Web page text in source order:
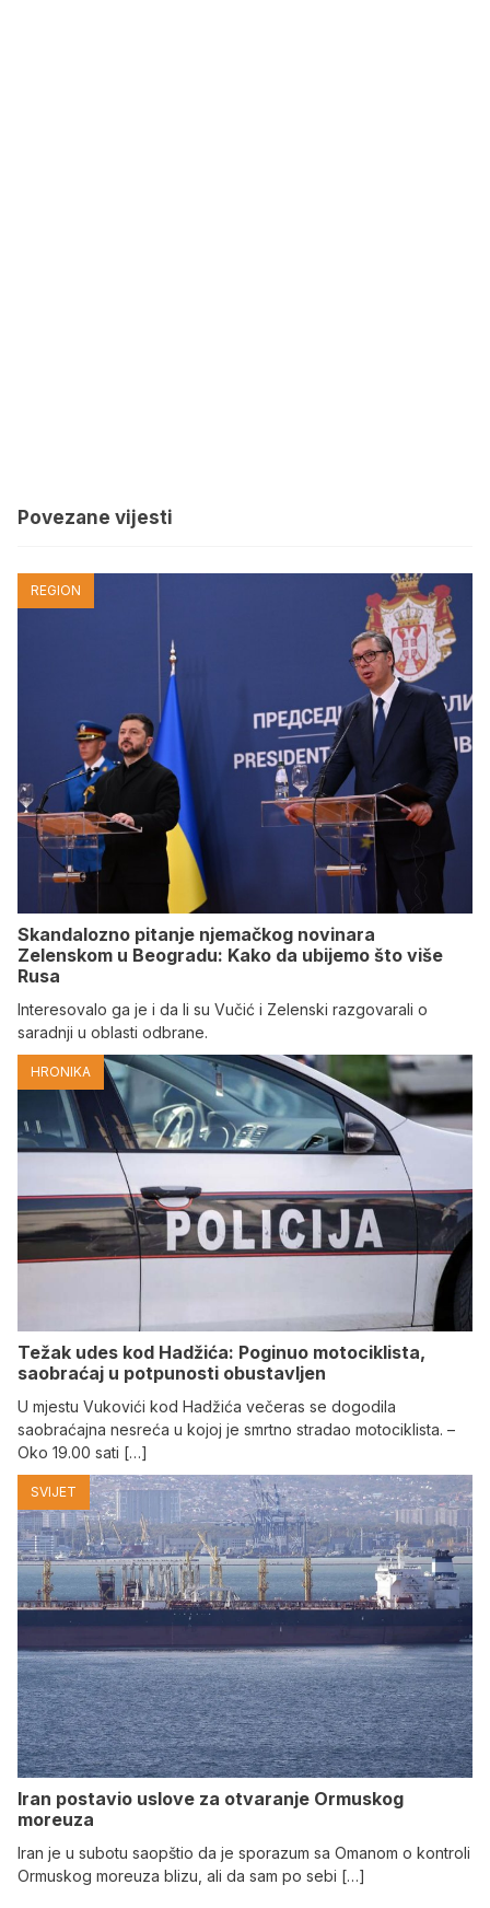
Povezane vijesti
REGION
Skandalozno pitanje njemačkog novinara
Zelenskom u Beogradu: Kako da ubijemo što više
Rusa
Interesovalo ga je i da li su Vučić i Zelenski razgovarali o
saradnji u oblasti odbrane.
HRONIKA
Težak udes kod Hadžića: Poginuo motociklista,
saobraćaj u potpunosti obustavljen
U mjestu Vukovići kod Hadžića večeras se dogodila
saobraćajna nesreća u kojoj je smrtno stradao motociklista. –
Oko 19.00 sati […]
SVIJET
Iran postavio uslove za otvaranje Ormuskog
moreuza
Iran je u subotu saopštio da je sporazum sa Omanom o kontroli
Ormuskog moreuza blizu, ali da sam po sebi […]